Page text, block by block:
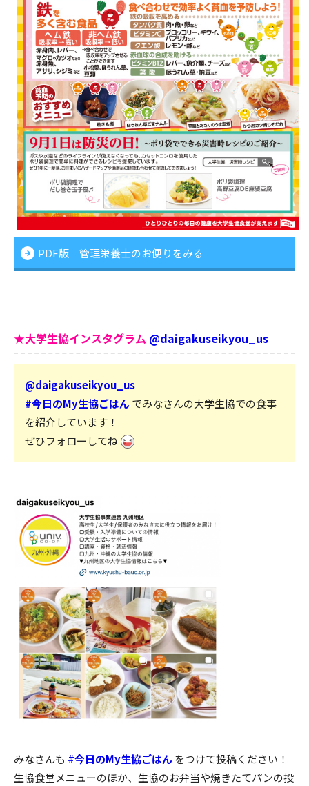
PDF版 管理栄養士のお便りをみる
★大学生協インスタグラム @daigakuseikyou_us
@daigakuseikyou_us
#今日のMy生協ごはん でみなさんの大学生協での食事
を紹介しています！
ぜひフォローしてね
みなさんも #今日のMy生協ごはん をつけて投稿ください！
生協食堂メニューのほか、生協のお弁当や焼きたてパンの投